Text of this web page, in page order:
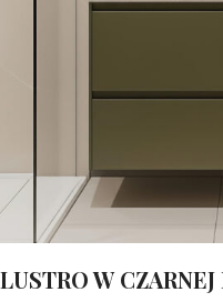
LUSTRO W